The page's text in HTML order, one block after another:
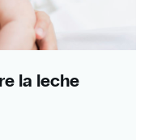
la leche